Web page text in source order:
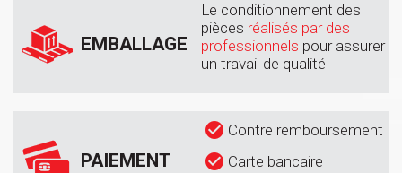
EMBALLAGE
Le conditionnement des
pièces réalisés par des
professionnels pour assurer
un travail de qualité
PAIEMENT
Contre remboursement
Carte bancaire